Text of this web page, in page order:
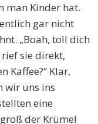
man Kinder hat.
gar nicht
„Boah, toll dich
sie direkt,
Kaffee?“ Klar,
wir uns ins
eine
der Krümel